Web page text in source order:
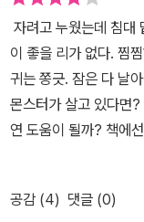
까요? 세 아이들은 몬스터의 존재에 대해 알아보려 합니다. 마침 도
서관에서 오래된 책
에 대한 정보가 담겨
경험을 바탕으로 몬스
답니다. 이를 통해 세
그런데, 이상한 것은
랍니다. 다른 친구들
스터가 베이비시터로
자려고 누웠는데 침대
이 좋을 리가 없다. 찜
귀는 쫑긋. 잠은 다 날
몬스터가 살고 있다면
연 도움이 될까? 책에
않을까?! - 1권,
니> 시리즈는 작가의
공감 (4) 댓글 (0)